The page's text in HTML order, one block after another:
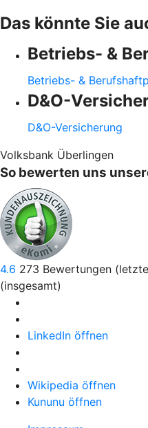
Das könnte Sie
Betriebs- &
Betriebs- &
D&O-
D&O-Versicherung
Volksbank Überlingen
So bewerten uns
4.6 273 Bewertungen
(insgesamt)
LinkedIn öffnen
Wikipedia öffnen
Kununu öffnen